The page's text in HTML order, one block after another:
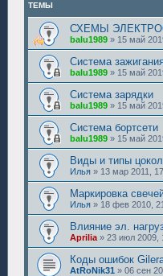
ТЕМЫ
СХЕМЫ
balu1989 » 15 май
Система
balu1989 » 15 май
Система зарядки
balu1989 » 15 май
Система бортсети
balu1989 » 15 май
Виды и типы
Илья » 13 мар 2011,
Маркировка
Илья » 18 фев 2010,
Влияние эл.
Aprilia » 23 июл 2009,
Коды ошибок
AtRoNik31 » 06 сен